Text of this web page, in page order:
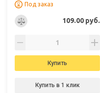
Под заказ
109.00 руб.
Купить
Купить в 1 клик